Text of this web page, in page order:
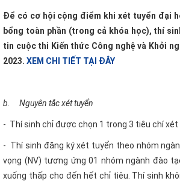
Để có cơ hội cộng điểm khi xét tuyển đại
bổng toàn phần (trong cả khóa học), thí
tin cuộc thi Kiến thức Công nghệ và Khởi
2023. XEM CHI TIẾT TẠI ĐÂY
b. Nguyên tắc xét tuyển
- Thí sinh chỉ được chọn 1 trong 3 tiêu chí xét
- Thí sinh đăng ký xét tuyển theo nhóm
vọng (NV) tương ứng 01 nhóm ngành đào
xuống thấp cho đến hết chỉ tiêu. Thí sinh